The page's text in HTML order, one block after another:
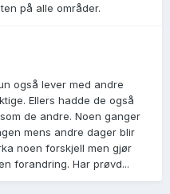
på alle områder.
også lever med andre
Ellers hadde de også
de andre. Noen ganger
mens andre dager blir
noen forskjell men gjør
forandring. Har prøvd...